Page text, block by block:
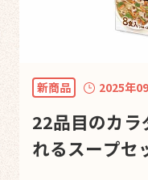
2025年
新商品
22品目のカラ
れるスープセ